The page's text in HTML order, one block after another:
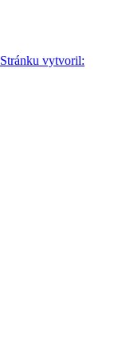
Stránku vytvoril: